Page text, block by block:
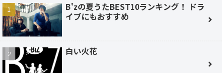
B'zの夏うたBEST10ランキング！ ドラ
イブにもおすすめ
白い火花